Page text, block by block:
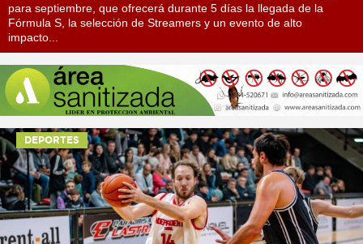
para septiembre, que ofrecerá durante 5 días la llegada de la
Fórmula S, la selección de Streamers y un evento de alto
impacto...
DEPORTES